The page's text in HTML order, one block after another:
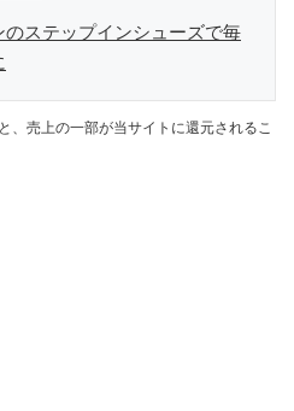
のステップインシューズで毎
、売上の一部が当サイトに還元されるこ